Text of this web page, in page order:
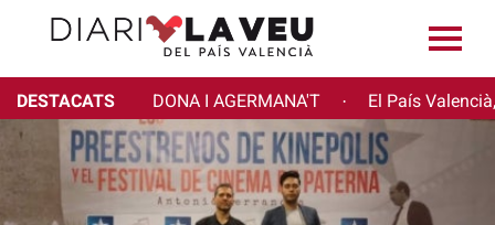
DESTACATS DONA I AGERMANA'T · El País